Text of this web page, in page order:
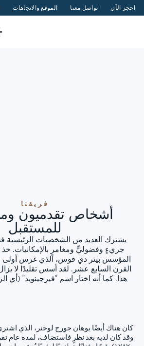
احجز الآن تواصل معنا الموقع والاتجاهات
فريقنا
أشخاص تقدميون
للمستقبل
يشترك العديد من الشخصيات الرئيسية
جريءٍ وفضوليٍّ ومغامرٍ بالإمكانيات.
المؤسس بيتر دي فوس، الذي غرس أولى
القرن السابع عشر. لقد أسس تقليدًا لا
هذا. كما أنه اختار اسم "فيرجينويد" (أي